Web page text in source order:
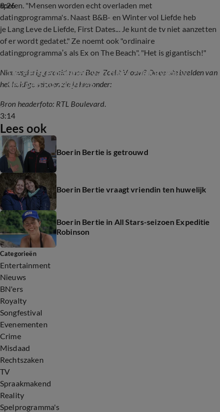
8:26
spelen. "Mensen worden echt overladen met
datingprogramma's. Naast B&B- en Winter vol Liefde heb
je Lang Leve de Liefde, First Dates... Je kunt de tv niet aanzetten
of er wordt gedatet." Ze noemt ook "ordinaire
datingprogramma’s als Ex on The Beach". "Het is gigantisch!"
Nieuwsgierig geraakt naar Boer Zoekt Vrouw? De eerste beelden van
het huidige seizoen zie je hieronder:
3:14
De eerste beelden van Boer zoekt vrouw
seizoen 2024/2025
Bron headerfoto: RTL Boulevard.
Lees ook
Boerin Bertie is getrouwd
Boerin Bertie vraagt vriendin ten huwelijk
Boerin Bertie in All Stars-seizoen Expeditie
Robinson
Categorieën
Entertainment
Nieuws
BN'ers
Royalty
Songfestival
Evenementen
Crime
Misdaad
Rechtszaken
TV
Spraakmakend
Reality
Spelprogramma's